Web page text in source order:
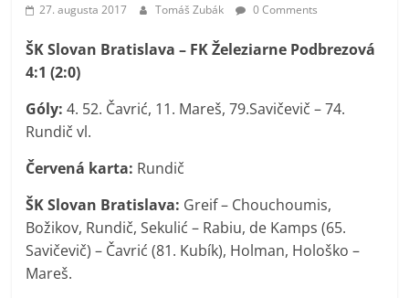
27. augusta 2017 Tomáš Zubák 0 Comments
ŠK Slovan Bratislava – FK Železiarne Podbrezová
4:1 (2:0)
Góly: 4. 52. Čavrić, 11. Mareš, 79.Savičevič – 74.
Rundič vl.
Červená karta: Rundič
ŠK Slovan Bratislava: Greif – Chouchoumis,
Božikov, Rundič, Sekulić – Rabiu, de Kamps (65.
Savičevič) – Čavrić (81. Kubík), Holman, Hološko –
Mareš.